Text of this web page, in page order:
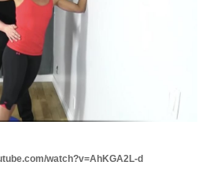
watch?v=AhKGA2L-d